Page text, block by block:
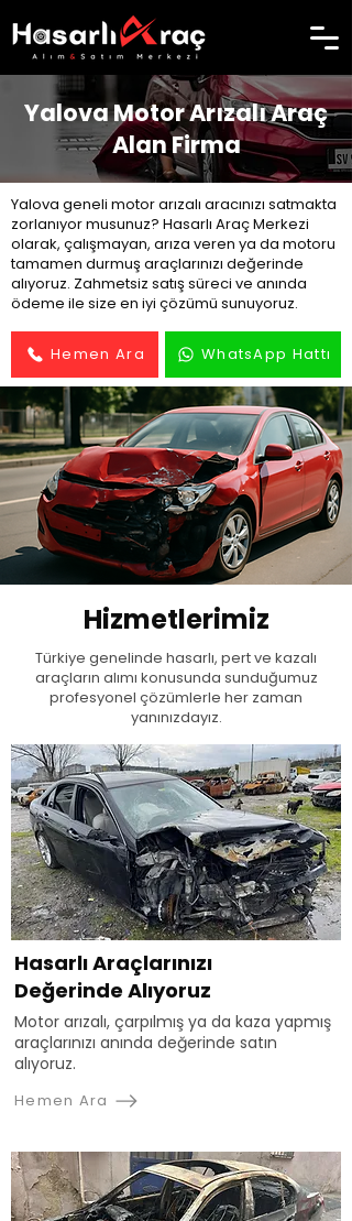
Yalova Motor Arızalı Araç
Alan Firma
Yalova geneli motor arızalı aracınızı satmakta
zorlanıyor musunuz? Hasarlı Araç Merkezi
olarak, çalışmayan, arıza veren ya da motoru
tamamen durmuş araçlarınızı değerinde
alıyoruz. Zahmetsiz satış süreci ve anında
ödeme ile size en iyi çözümü sunuyoruz.
Hemen Ara WhatsApp Hattı
Hizmetlerimiz
Türkiye genelinde hasarlı, pert ve kazalı
araçların alımı konusunda sunduğumuz
profesyonel çözümlerle her zaman
yanınızdayız.
Hasarlı Araçlarınızı
Değerinde Alıyoruz
Motor arızalı, çarpılmış ya da kaza yapmış
araçlarınızı anında değerinde satın
alıyoruz.
Hemen Ara